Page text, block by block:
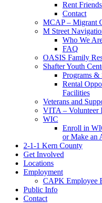
Rent
Contact
MCAP – Migrant
M Street
Who We
FAQ
OASIS Family
Shafter Youth
Programs &
Rental
Facilities
Veterans and
VITA – Volunteer
WIC
Enroll in
or Make an
2-1-1 Kern County
Get Involved
Locations
Employment
CAPK Employee
Public Info
Contact